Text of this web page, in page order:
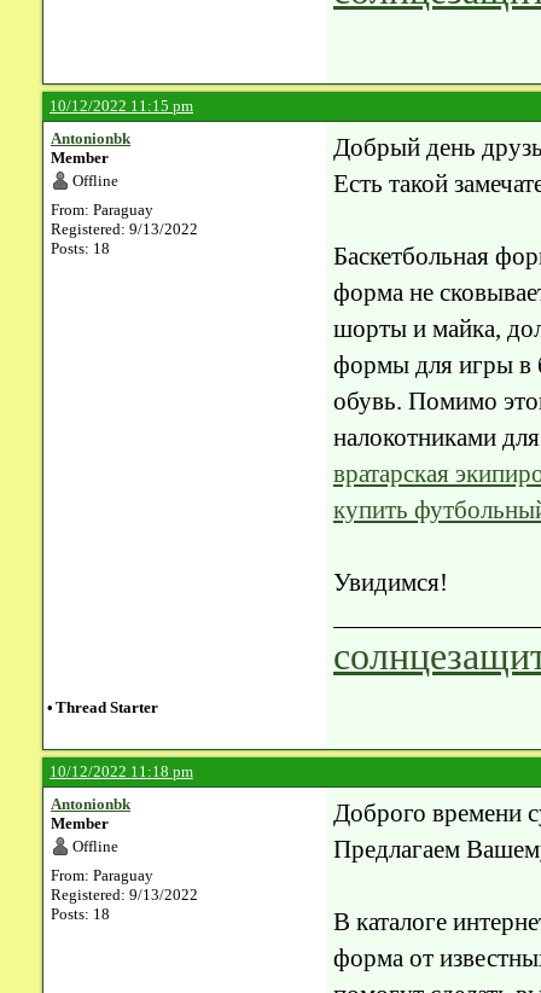
10/12/2022 11:15 pm
Antonionbk
Member
Offline
From: Paraguay
Registered: 9/13/2022
Posts: 18
Добрый день
Есть такой
Баскетбольная
форма не
шорты и майка,
формы для игры в
обувь. Помимо
налокотниками
вратарская
купить
Увидимся!
• Thread Starter
10/12/2022 11:18 pm
Antonionbk
Member
Offline
From: Paraguay
Registered: 9/13/2022
Posts: 18
Доброго времени
Предлагаем
В каталоге
форма от